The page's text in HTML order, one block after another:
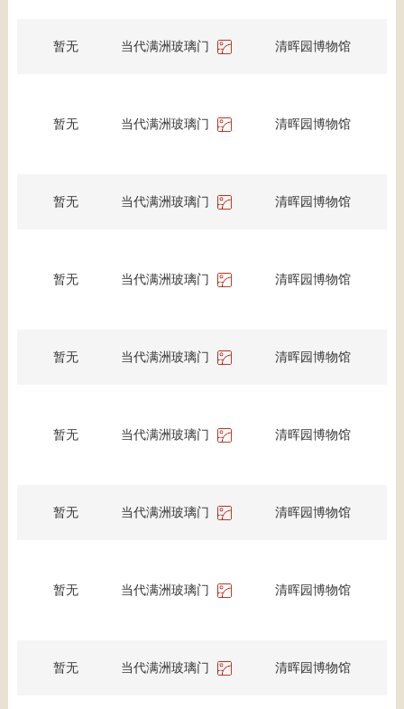
暂无 当代满洲玻璃门 清晖园博物馆
暂无 当代满洲玻璃门 清晖园博物馆
暂无 当代满洲玻璃门 清晖园博物馆
暂无 当代满洲玻璃门 清晖园博物馆
暂无 当代满洲玻璃门 清晖园博物馆
暂无 当代满洲玻璃门 清晖园博物馆
暂无 当代满洲玻璃门 清晖园博物馆
暂无 当代满洲玻璃门 清晖园博物馆
暂无 当代满洲玻璃门 清晖园博物馆